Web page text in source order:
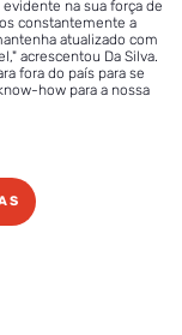
na sua força de
constantemente a
atualizado com
acrescentou Da Silva.
fora do país para se
how para a nossa